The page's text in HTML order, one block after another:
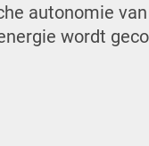
autonomie
wordt